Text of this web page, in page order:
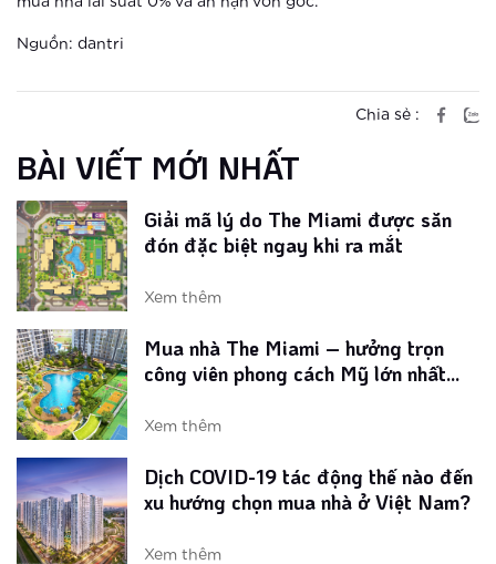
Nguồn: dantri
Chia sẻ :
BÀI VIẾT MỚI NHẤT
Giải mã lý do The Miami được săn
đón đặc biệt ngay khi ra mắt
Xem thêm
Mua nhà The Miami – hưởng trọn
công viên phong cách Mỹ lớn nhất
Xem thêm
Dịch COVID-19 tác động thế nào đến
xu hướng chọn mua nhà ở Việt Nam?
Xem thêm
Loạt tiện ích phong cách Mỹ tại phân
khu The Miami Tây Hà Nội
Xem thêm